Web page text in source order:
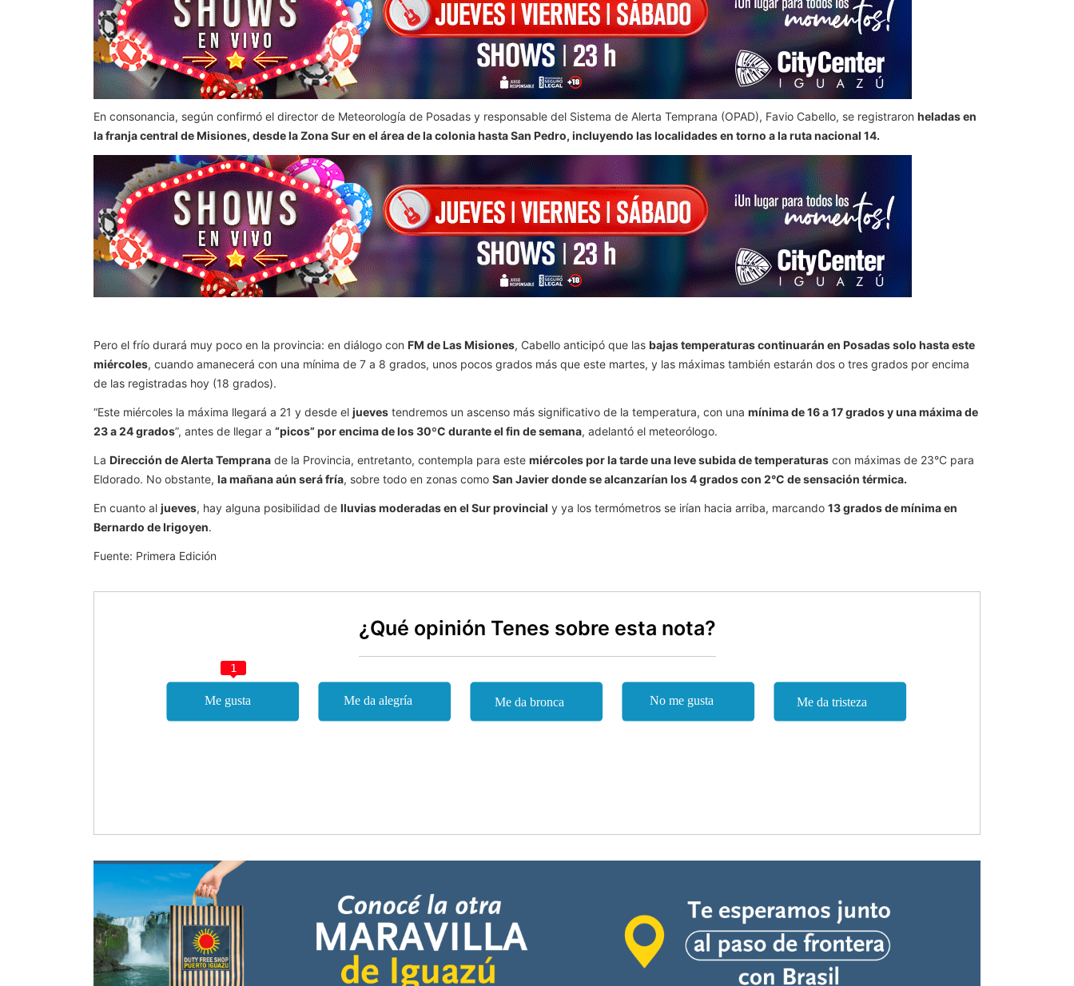
En consonancia, según confirmó el director de Meteorología de Posadas y responsable del Sistema de Alerta Temprana (OPAD), Favio Cabello, se registraron heladas en
la franja central de Misiones, desde la Zona Sur en el área de la colonia hasta San Pedro, incluyendo las localidades en torno a la ruta nacional 14.
Pero el frío durará muy poco en la provincia: en diálogo con FM de Las Misiones, Cabello anticipó que las bajas temperaturas continuarán en Posadas solo hasta este
miércoles, cuando amanecerá con una mínima de 7 a 8 grados, unos pocos grados más que este martes, y las máximas también estarán dos o tres grados por encima
de las registradas hoy (18 grados).
“Este miércoles la máxima llegará a 21 y desde el jueves tendremos un ascenso más significativo de la temperatura, con una mínima de 16 a 17 grados y una máxima de
23 a 24 grados”, antes de llegar a “picos” por encima de los 30ºC durante el fin de semana, adelantó el meteorólogo.
La Dirección de Alerta Temprana de la Provincia, entretanto, contempla para este miércoles por la tarde una leve subida de temperaturas con máximas de 23°C para
Eldorado. No obstante, la mañana aún será fría, sobre todo en zonas como San Javier donde se alcanzarían los 4 grados con 2°C de sensación térmica.
En cuanto al jueves, hay alguna posibilidad de lluvias moderadas en el Sur provincial y ya los termómetros se irían hacia arriba, marcando 13 grados de mínima en
Bernardo de Irigoyen.
Fuente: Primera Edición
¿Qué opinión Tenes sobre esta nota?
1